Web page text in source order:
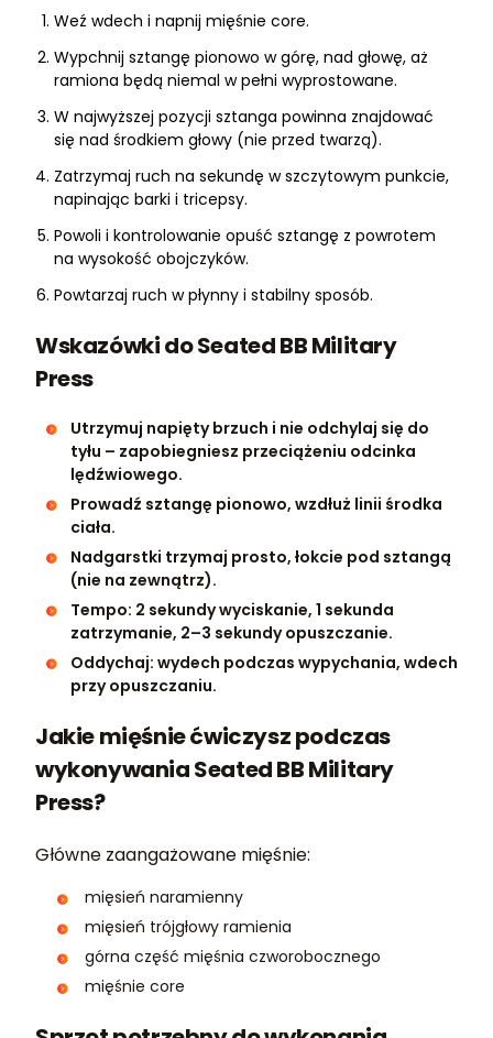
Weź wdech i napnij mięśnie core.
Wypchnij sztangę pionowo w górę, nad głowę, aż
ramiona będą niemal w pełni wyprostowane.
W najwyższej pozycji sztanga powinna znajdować
się nad środkiem głowy (nie przed twarzą).
Zatrzymaj ruch na sekundę w szczytowym punkcie,
napinając barki i tricepsy.
Powoli i kontrolowanie opuść sztangę z powrotem
na wysokość obojczyków.
Powtarzaj ruch w płynny i stabilny sposób.
Wskazówki do Seated BB Military
Press
Utrzymuj napięty brzuch i nie odchylaj się do
tyłu – zapobiegniesz przeciążeniu odcinka
lędźwiowego.
Prowadź sztangę pionowo, wzdłuż linii środka
ciała.
Nadgarstki trzymaj prosto, łokcie pod sztangą
(nie na zewnątrz).
Tempo: 2 sekundy wyciskanie, 1 sekunda
zatrzymanie, 2–3 sekundy opuszczanie.
Oddychaj: wydech podczas wypychania, wdech
przy opuszczaniu.
Jakie mięśnie ćwiczysz podczas
wykonywania Seated BB Military
Press?
Główne zaangażowane mięśnie:
mięsień naramienny
mięsień trójgłowy ramienia
górna część mięśnia czworobocznego
mięśnie core